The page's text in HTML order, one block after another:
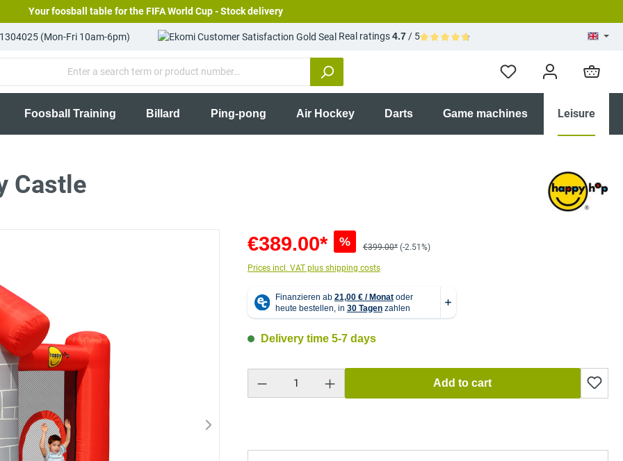
Your foosball table for the FIFA World Cup - Stock delivery
(Mon-Fri 10am-6pm) Real ratings4.7 / 5
Foosball Training Billard Ping-pong Air Hockey Darts Game machines Leisure
Castle
€389.00* % €399.00* (-2.51%)
Prices incl. VAT plus shipping costs
Delivery time 5-7 days
Product Quantity: Enter the desired amount or use the buttons to increase or decrease the quantity.
Add to cart